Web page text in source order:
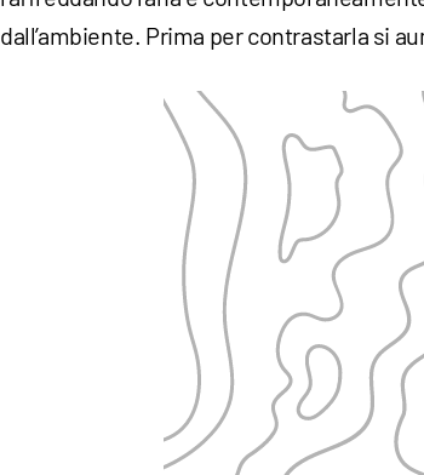
dall’ambiente. Prima per contrastarla si